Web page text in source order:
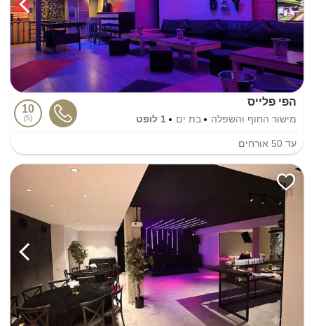
הפי פלייס
מישור החוף והשפלה בת ים 1 לופט
10
5
עד 50 אורחים